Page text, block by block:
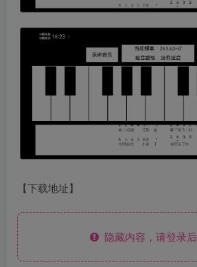
【下载地址】
隐藏内容，请登录